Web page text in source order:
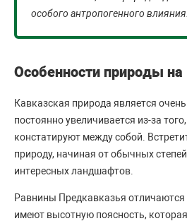
особого антропогенного влияния.
Особенности природы на
Кавказская природа является
постоянно увеличивается из-за
констатируют между собой.
природу, начиная от обычных
интересных ландшафтов.
Равнины Предкавказья
имеют высотную поясность,